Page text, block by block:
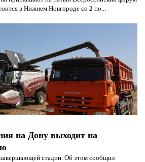
в Нижнем Новгороде со 2 по...
на Дону выходит на
стадии. Об этом сообщил